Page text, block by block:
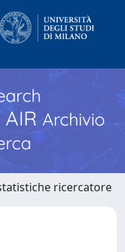
AIR Archivio
ricercatore